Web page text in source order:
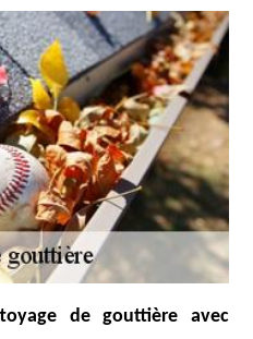
de gouttière avec